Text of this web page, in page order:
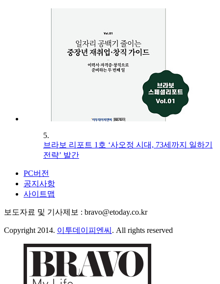
5.
브라보 리포트 1호 ‘사오정 시대, 73세까지 일하기
전략’ 발간
PC버전
공지사항
사이트맵
보도자료 및 기사제보 : bravo@etoday.co.kr
Copyright 2014. 이투데이피엔씨 . All rights reserved